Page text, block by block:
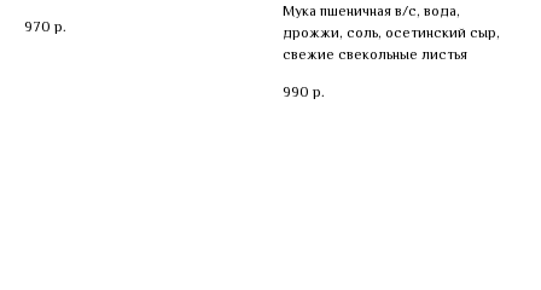
970 р.
Мука пшеничная в/с, вода,
дрожжи, соль, осетинский сыр,
свежие свекольные листья
990 р.